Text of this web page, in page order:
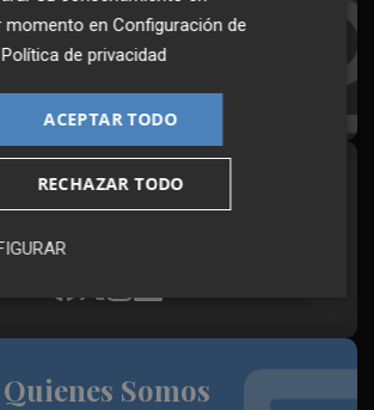
días a primera hora en tu email
¡Quiero suscribirme!
Síguenos en redes
Quienes Somos
momento enConfiguración de
.Política de privacidad
ACEPTAR TODO
RECHAZAR TODO